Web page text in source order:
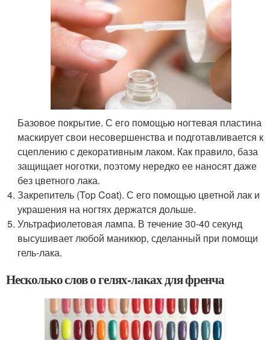
Базовое покрытие. С его помощью ногтевая пластина
маскирует свои несовершенства и подготавливается к
сцеплению с декоративным лаком. Как правило, база
защищает ноготки, поэтому нередко ее наносят даже
без цветного лака.
Закрепитель (Top Coat). С его помощью цветной лак и
украшения на ногтях держатся дольше.
Ультрафиолетовая лампа. В течение 30-40 секунд
высушивает любой маникюр, сделанный при помощи
гель-лака.
Несколько слов о гелях-лаках для френча